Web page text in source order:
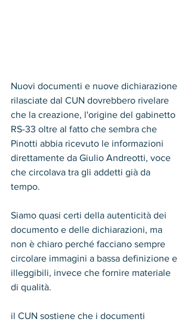
Nuovi documenti e nuove dichiarazione
rilasciate dal CUN dovrebbero rivelare
che la creazione, l'origine del gabinetto
RS-33 oltre al fatto che sembra che
Pinotti abbia ricevuto le informazioni
direttamente da Giulio Andreotti, voce
che circolava tra gli addetti già da
tempo.
Siamo quasi certi della autenticità dei
documento e delle dichiarazioni, ma
non è chiaro perché facciano sempre
circolare immagini a bassa definizione e
illeggibili, invece che fornire materiale
di qualità.
il CUN sostiene che i documenti